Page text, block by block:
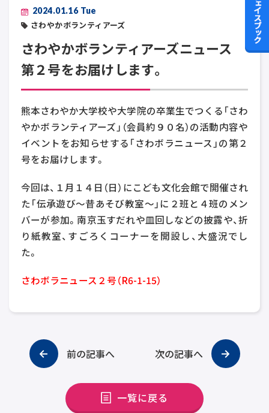
2024.01.16 Tue
さわやかボランティアーズ
さわやかボランティアーズニュース
第２号をお届けします。
熊本さわやか大学校や大学院の卒業生でつくる「さわ
やかボランティアーズ」（会員約９０名）の活動内容や
イベントをお知らせする「さわボラニュース」の第２
号をお届けします。
今回は、１月１４日（日）にこども文化会館で開催され
た「伝承遊び～昔あそび教室～」に２班と４班のメン
バーが参加。南京玉すだれや皿回しなどの披露や、折
り紙教室、すごろくコーナーを開設し、大盛況でし
た。
さわボラニュース２号（R6-1-15）
前の記事へ 次の記事へ
一覧に戻る